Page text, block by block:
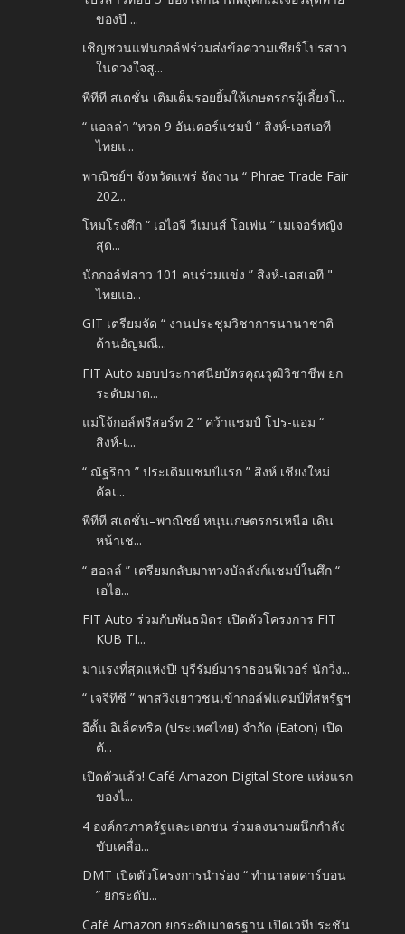
ของปี ...
เชิญชวนแฟนกอล์ฟร่วมส่งข้อความเชียร์โปรสาว
ในดวงใจสู...
พีทีที สเตชั่น เติมเต็มรอยยิ้มให้เกษตรกรผู้เลี้ยงโ...
“ แอลล่า ”หวด 9 อันเดอร์แชมป์ “ สิงห์-เอสเอที
ไทยแ...
พาณิชย์ฯ จังหวัดแพร่ จัดงาน “ Phrae Trade Fair
202...
โหมโรงศึก “ เอไอจี วีเมนส์ โอเพ่น ” เมเจอร์หญิง
สุด...
นักกอล์ฟสาว 101 คนร่วมแข่ง ” สิงห์-เอสเอที "
ไทยแอ...
GIT เตรียมจัด “ งานประชุมวิชาการนานาชาติ
ด้านอัญมณี...
FIT Auto มอบประกาศนียบัตรคุณวุฒิวิชาชีพ ยก
ระดับมาต...
แม่โจ้กอล์ฟรีสอร์ท 2 ” คว้าแชมป์ โปร-แอม “
สิงห์-เ...
“ ณัฐริกา ” ประเดิมแชมป์แรก ” สิงห์ เชียงใหม่
คัลเ...
พีทีที สเตชั่น–พาณิชย์ หนุนเกษตรกรเหนือ เดิน
หน้าเช...
“ ฮอลล์ ” เตรียมกลับมาทวงบัลลังก์แชมป์ในศึก “
เอไอ...
FIT Auto ร่วมกับพันธมิตร เปิดตัวโครงการ FIT
KUB TI...
มาแรงที่สุดแห่งปี! บุรีรัมย์มาราธอนฟีเวอร์ นักวิ่ง...
“ เจจีทีซี ” พาสวิงเยาวชนเข้ากอล์ฟแคมป์ที่สหรัฐฯ
อีตั้น อิเล็คทริค (ประเทศไทย) จำกัด (Eaton) เปิด
ตั...
เปิดตัวแล้ว! Café Amazon Digital Store แห่งแรก
ของไ...
4 องค์กรภาครัฐและเอกชน ร่วมลงนามผนึกกำลัง
ขับเคลื่อ...
DMT เปิดตัวโครงการนำร่อง “ ทำนาลดคาร์บอน
” ยกระดับ...
Café Amazon ยกระดับมาตรฐาน เปิดเวทีประชัน